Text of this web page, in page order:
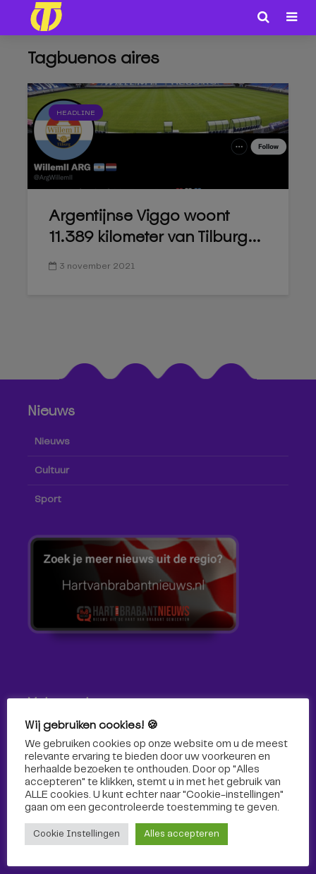
Tagbuenos aires
HEADLINE
Argentijnse Viggo woont
11.389 kilometer van Tilburg...
3 november 2021
Nieuws
Nieuws
Cultuur
Sport
Volg ons!
Volg Omroep Tilburg niet alleen hier, maar ook via social
media!
Wij gebruiken cookies! 🍪
We gebruiken cookies op onze website om u de meest
relevante ervaring te bieden door uw voorkeuren en
herhaalde bezoeken te onthouden. Door op "Alles
accepteren" te klikken, stemt u in met het gebruik van
ALLE cookies. U kunt echter naar "Cookie-instellingen"
gaan om een ​​gecontroleerde toestemming te geven.
Cookie Instellingen Alles accepteren